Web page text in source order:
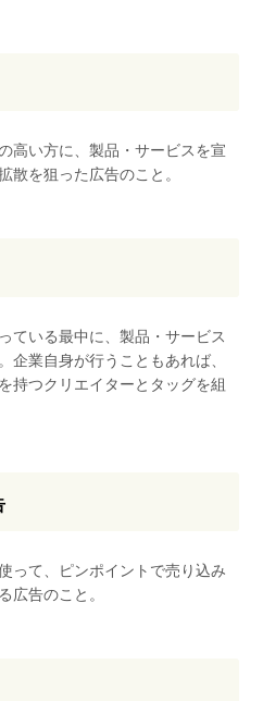
高い方に、製品・サービスを宣
散を狙った広告のこと。
ている最中に、製品・サービス
業自身が行うこともあれば、
持つクリエイターとタッグを組
って、ピンポイントで売り込み
広告のこと。